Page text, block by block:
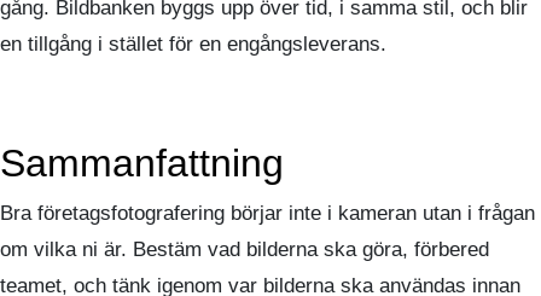
gång. Bildbanken byggs upp över tid, i samma stil, och blir
en tillgång i stället för en engångsleverans.
Sammanfattning
Bra företagsfotografering börjar inte i kameran utan i frågan
om vilka ni är. Bestäm vad bilderna ska göra, förbered
teamet, och tänk igenom var bilderna ska användas innan